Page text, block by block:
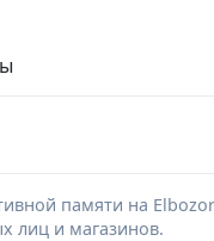
памяти на
лиц и магазинов.